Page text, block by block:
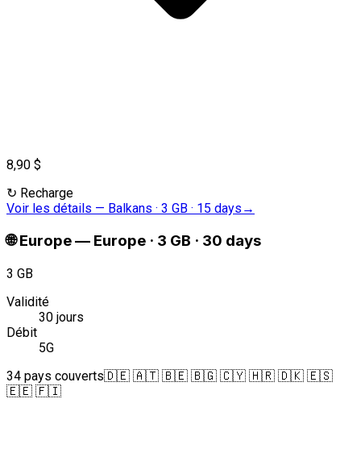
8,90 $
↻ Recharge
Voir les détails — Balkans · 3 GB · 15 days →
🌐 Europe— Europe · 3 GB · 30 days
3 GB
Validité
30 jours
Débit
5G
34 pays couverts🇩🇪 🇦🇹 🇧🇪 🇧🇬 🇨🇾 🇭🇷 🇩🇰 🇪🇸
🇪🇪 🇫🇮